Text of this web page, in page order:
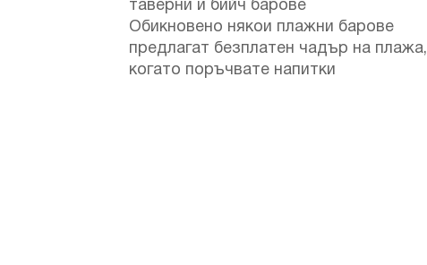
таверни и бийч барове
Обикновено някои плажни барове
предлагат безплатен чадър на плажа,
когато поръчвате напитки